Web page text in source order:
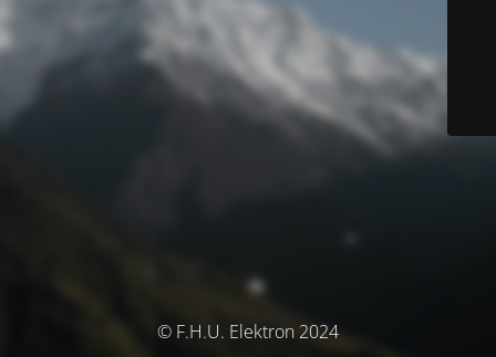
© F.H.U. Elektron 2024